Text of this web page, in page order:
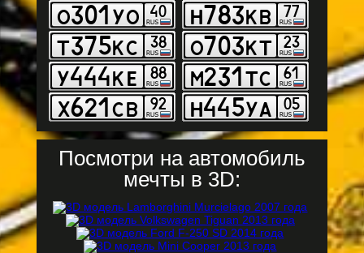
Посмотри на автомобиль
мечты в 3D: